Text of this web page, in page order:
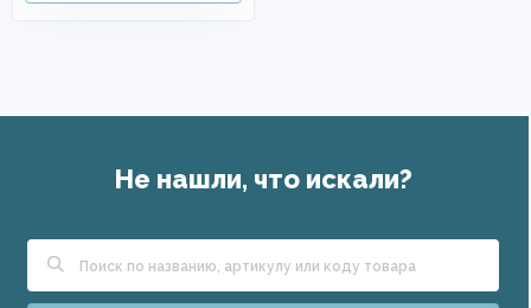
Не нашли, что искали?